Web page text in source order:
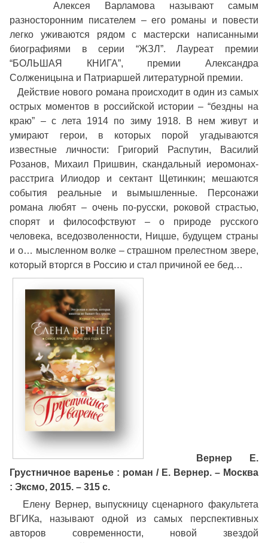
Алексея Варламова называют самым
разносторонним писателем – его романы и повести
легко уживаются рядом с мастерски написанными
биографиями в серии “ЖЗЛ”. Лауреат премии
“БОЛЬШАЯ КНИГА”, премии Александра
Солженицына и Патриаршей литературной премии.
Действие нового романа происходит в один из самых
острых моментов в российской истории – “бездны на
краю” – с лета 1914 по зиму 1918. В нем живут и
умирают герои, в которых порой угадываются
известные личности: Григорий Распутин, Василий
Розанов, Михаил Пришвин, скандальный иеромонах-
расстрига Илиодор и сектант Щетинкин; мешаются
события реальные и вымышленные. Персонажи
романа любят – очень по-русски, роковой страстью,
спорят и философствуют – о природе русского
человека, вседозволенности, Ницше, будущем страны
и о… мысленном волке – страшном прелестном звере,
который вторгся в Россию и стал причиной ее бед…
Вернер Е.
Грустничное варенье : роман / Е. Вернер. – Москва
: Эксмо, 2015. – 315 с.
Елену Вернер, выпускницу сценарного факультета
ВГИКа, называют одной из самых перспективных
авторов современности, новой звездой